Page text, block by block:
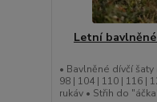
Letní
• Bavlněné dívčí
98 | 104 | 110 | 116 |
rukáv • Střih do